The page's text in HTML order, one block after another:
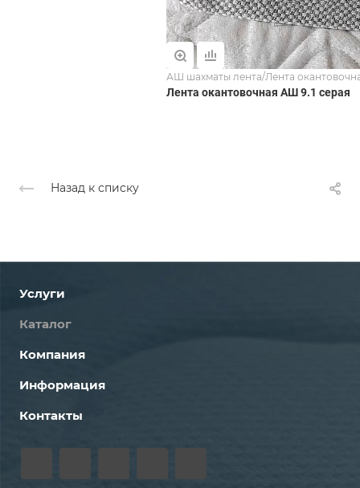
АШ шахматы лента/Лента
Лента окантовочная АШ 9.1 серая
Назад к списку
Услуги
Каталог
Компания
Информация
Контакты